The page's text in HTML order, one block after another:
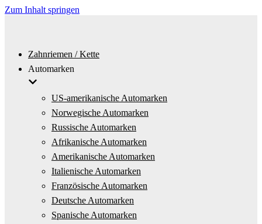
Zum Inhalt springen
Zahnriemen / Kette
Automarken
US-amerikanische Automarken
Norwegische Automarken
Russische Automarken
Afrikanische Automarken
Amerikanische Automarken
Italienische Automarken
Französische Automarken
Deutsche Automarken
Spanische Automarken